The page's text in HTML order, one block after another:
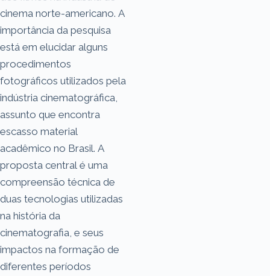
cinema norte-americano. A
importância da pesquisa
está em elucidar alguns
procedimentos
fotográficos utilizados pela
indústria cinematográfica,
assunto que encontra
escasso material
acadêmico no Brasil. A
proposta central é uma
compreensão técnica de
duas tecnologias utilizadas
na história da
cinematografia, e seus
impactos na formação de
diferentes períodos